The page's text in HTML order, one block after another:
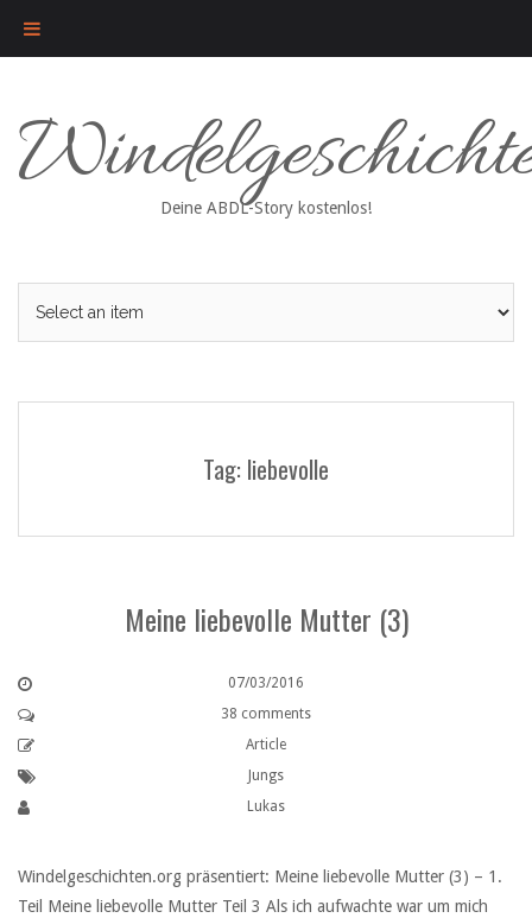
content
Deine ABDL-Story kostenlos!
Tag: liebevolle
Meine liebevolle Mutter (3)
07/03/2016
38 comments
Article
Jungs
Lukas
Windelgeschichten.org präsentiert: Meine liebevolle Mutter (3) – 1.
Teil Meine liebevolle Mutter Teil 3 Als ich aufwachte war um mich